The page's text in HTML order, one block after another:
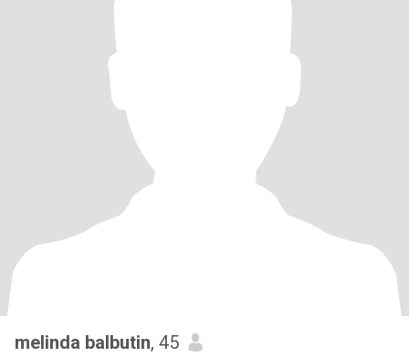
melinda balbutin, 45